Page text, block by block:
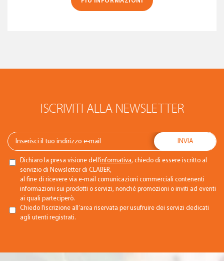
ISCRIVITI ALLA NEWSLETTER
Dichiaro la presa visione dell’informativa, chiedo di essere iscritto al
servizio di Newsletter di CLABER,
al fine di ricevere via e-mail comunicazioni commerciali contenenti
informazioni sui prodotti o servizi, nonché promozioni o inviti ad eventi
ai quali parteciperò.
Chiedo l’iscrizione all’area riservata per usufruire dei servizi dedicati
agli utenti registrati.